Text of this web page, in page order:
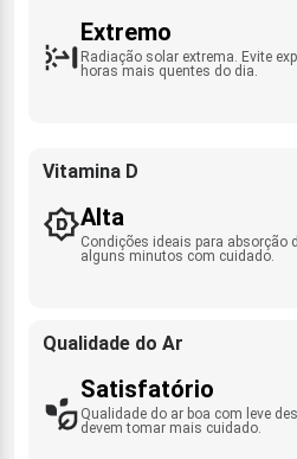
Extremo
Radiação solar extrema. Evite
horas mais quentes do dia.
Vitamina D
Alta
Condições ideais para absorção
alguns minutos com cuidado.
Qualidade do Ar
Satisfatório
Qualidade do ar boa com leve
devem tomar mais cuidado.